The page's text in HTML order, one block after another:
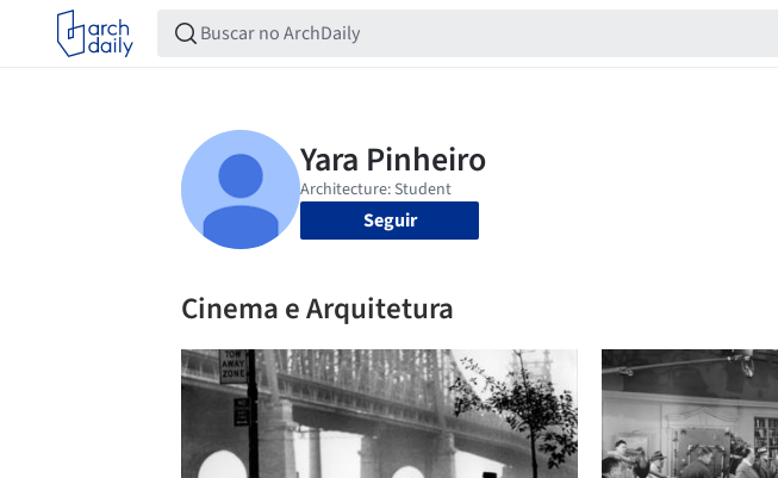
Seguir
Cinema e Arquitetura